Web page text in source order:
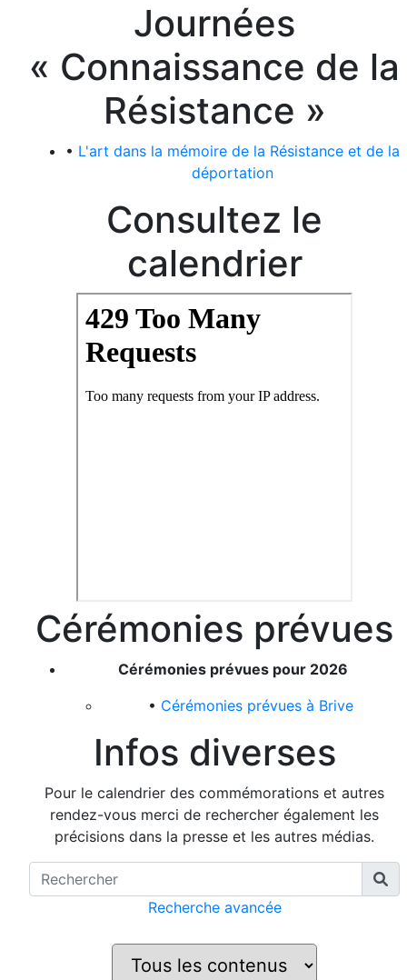
Journées
« Connaissance de la
Résistance »
• L'art dans la mémoire de la Résistance et de la
déportation
Consultez le
calendrier
Cérémonies prévues
Cérémonies prévues pour 2026
• Cérémonies prévues à Brive
Infos diverses
Pour le calendrier des commémorations et autres
rendez-vous merci de rechercher également les
précisions dans la presse et les autres médias.
Recherche avancée